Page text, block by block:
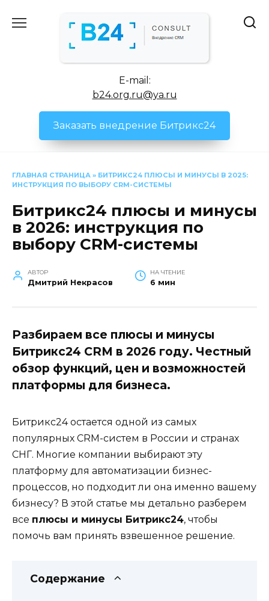
E-mail:
b24.org.ru@ya.ru
Заказать внедрение Битрикс24
ГЛАВНАЯ СТРАНИЦА » БИТРИКС24 ПЛЮСЫ И МИНУСЫ В 2025:
ИНСТРУКЦИЯ ПО ВЫБОРУ CRM-СИСТЕМЫ
Битрикс24 плюсы и минусы
в 2026: инструкция по
выбору CRM-системы
АВТОР
Дмитрий Некрасов
НА ЧТЕНИЕ
6 мин
Разбираем все плюсы и минусы
Битрикс24 CRM в 2026 году. Честный
обзор функций, цен и возможностей
платформы для бизнеса.
Битрикс24 остается одной из самых
популярных CRM-систем в России и странах
СНГ. Многие компании выбирают эту
платформу для автоматизации бизнес-
процессов, но подходит ли она именно вашему
бизнесу? В этой статье мы детально разберем
все плюсы и минусы Битрикс24, чтобы
помочь вам принять взвешенное решение.
Содержание